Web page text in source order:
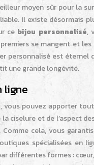
moyen sûr pour la
Il existe désormais
ce bijou personnalisé,
se mangent et
personnalisé est
une grande longévité.
ligne
vous pouvez apporter
ciselure et de l’aspect
cela, vous
spécialisées en
différentes formes :